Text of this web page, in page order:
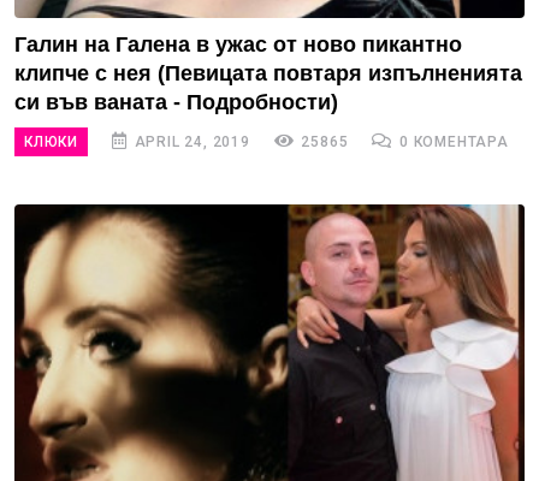
Галин на Галена в ужас от ново пикантно
клипче с нея (Певицата повтаря изпълненията
си във ваната - Подробности)
КЛЮКИ APRIL 24, 2019 25865 0 КОМЕНТАРА